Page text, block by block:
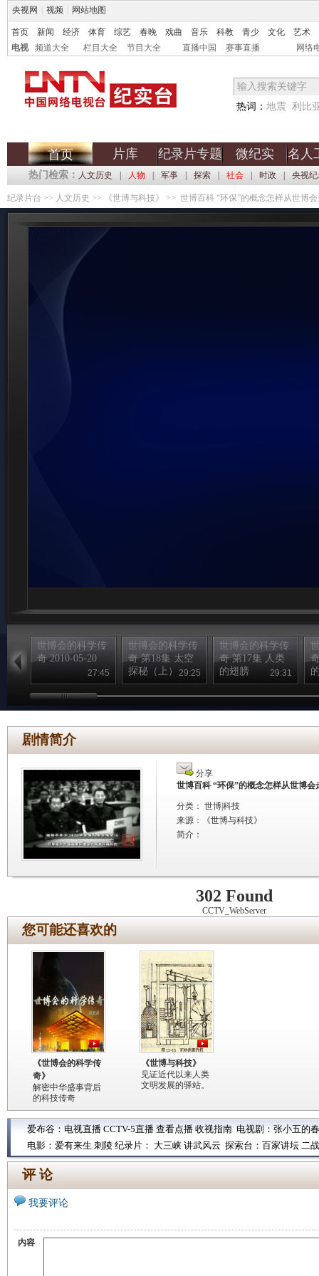
央视网 视频 网站地图
首页 新闻 经济 体育 综艺 春晚 戏曲 音乐 科教 青少 文化
艺术
电视
频道大全 栏目大全 节目大全 直播中国 赛事直播 网络
热词： 地震 利比
首页 片库 纪录片专题 微纪实 名人
热门检索： 人文历史 人物 军事 探索 社会 时政 央视
纪录片台 >> 人文历史 >> 《世博与科技》 >> 世博百科 “环保”的概念怎样从世博
世博会的科学传
奇 2010-05-20
27:45
世博会的科学传
奇 第18集 太空
探秘（上）
29:25
世博会的科学传
奇 第17集 人类
的翅膀
29:31
剧情简介
分享
世博百科 “环保”的概念怎样从世博会
分类： 世博|科技
来源：
《世博与科技》
简介：
302 Found
CCTV_WebServer
您可能还喜欢的
《世博会的科学传
奇》
解密中华盛事背后
的科技传奇
《世博与科技》
见证近代以来人类
文明发展的驿站。
爱布谷： 电视直播 CCTV-5直播 查看点播 收视指南 电视剧： 张小五的
电影： 爱有来生 刺陵 纪录片： 大三峡 讲武风云 探索台： 百家讲坛 二
评 论
我要评论
内容